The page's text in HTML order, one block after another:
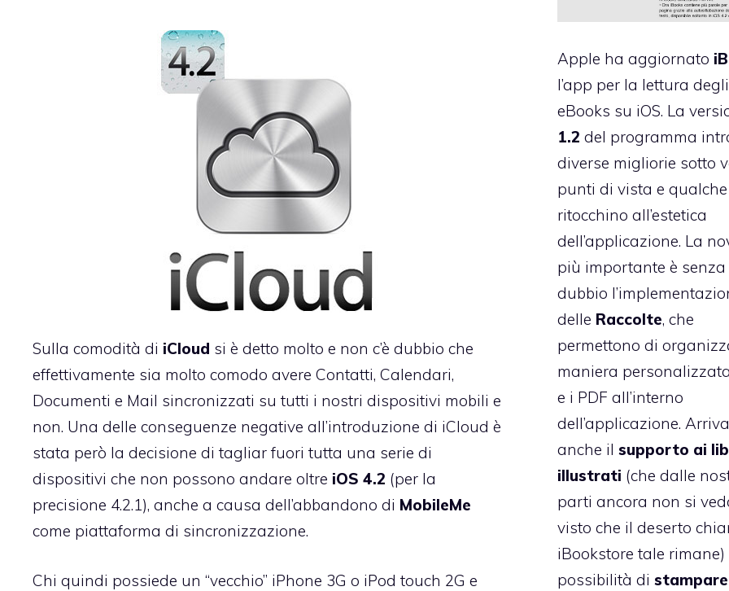
Sulla comodità di iCloud si è detto molto e non c’è dubbio che
effettivamente sia molto comodo avere Contatti, Calendari,
Documenti e Mail sincronizzati su tutti i nostri dispositivi mobili e
non. Una delle conseguenze negative all’introduzione di iCloud è
stata però la decisione di tagliar fuori tutta una serie di
dispositivi che non possono andare oltre iOS 4.2 (per la
precisione 4.2.1), anche a causa dell’abbandono di MobileMe
come piattaforma di sincronizzazione.
Chi quindi possiede un “vecchio” iPhone 3G o iPod touch 2G e
Apple ha aggiornato
l’app per la lettura degli
eBooks su iOS. La
1.2 del programma
diverse migliorie sotto
punti di vista e qualche
ritocchino all’estetica
dell’applicazione. La
più importante è senza
dubbio
delle Raccolte, che
permettono di
maniera
e i PDF all’interno
dell’applicazione.
anche ilsupporto ai
illustrati (che dalle
parti ancora non si
visto che il deserto
iBookstore tale rimane)
possibilità di